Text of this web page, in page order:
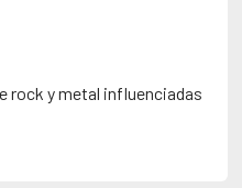
rock y metal influenciadas